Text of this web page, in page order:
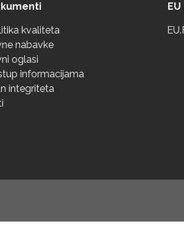
kvaliteta
nabavke
oglasi
informacijama
integriteta